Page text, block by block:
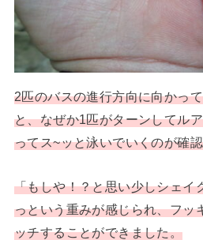
2匹のバスの進行方向に向かっ
と、なぜか1匹がターンしてル
ってス~ッと泳いでいくのが確
「もしや！？と思い少しシェイ
っという重みが感じられ、フッ
ッチすることができました。